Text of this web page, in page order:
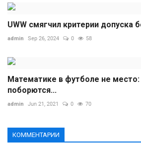
UWW смягчил критерии допуска
admin Sep 26, 2024 0 58
Математике в футболе не
поборются...
admin Jun 21, 2021 0 70
КОММЕНТАРИИ